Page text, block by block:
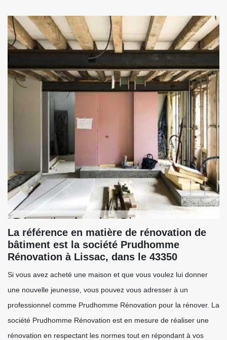
La référence en matière de rénovation de
bâtiment est la société Prudhomme
Rénovation à Lissac, dans le 43350
Si vous avez acheté une maison et que vous voulez lui donner
une nouvelle jeunesse, vous pouvez vous adresser à un
professionnel comme Prudhomme Rénovation pour la rénover. La
société Prudhomme Rénovation est en mesure de réaliser une
rénovation en respectant les normes tout en répondant à vos